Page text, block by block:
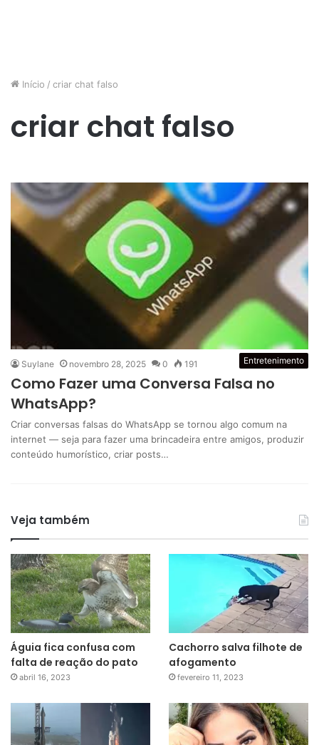
Início / criar chat falso
criar chat falso
Entretenimento
Suylane novembro 28, 2025 0 191
Como Fazer uma Conversa Falsa no
WhatsApp?
Criar conversas falsas do WhatsApp se tornou algo comum na
internet — seja para fazer uma brincadeira entre amigos, produzir
conteúdo humorístico, criar posts…
Veja também
Águia fica confusa com
falta de reação do pato
abril 16, 2023
Cachorro salva filhote de
afogamento
fevereiro 11, 2023